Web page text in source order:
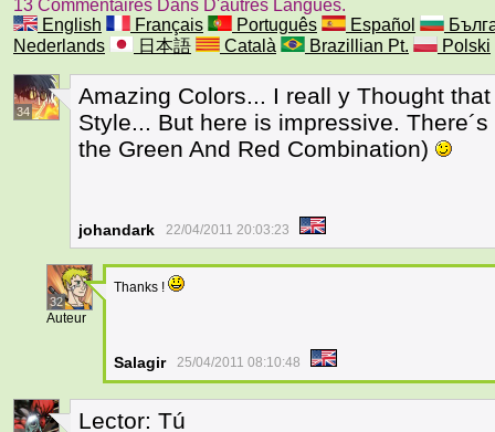
13 Commentaires Dans D'autres Langues.
English
Français Português Español
Nederlands
日本語 Català Brazillian Pt. Polski
34
Amazing Colors... I reall y Thought
Style... But here is impressive.
the Green And Red Combination)
johandark 22/04/2011 20:03:23
32
Auteur
Thanks !
Salagir 25/04/2011 08:10:48
Lector: Tú